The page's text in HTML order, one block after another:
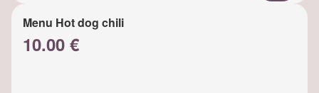
Menu Hot dog chili
10.00 €